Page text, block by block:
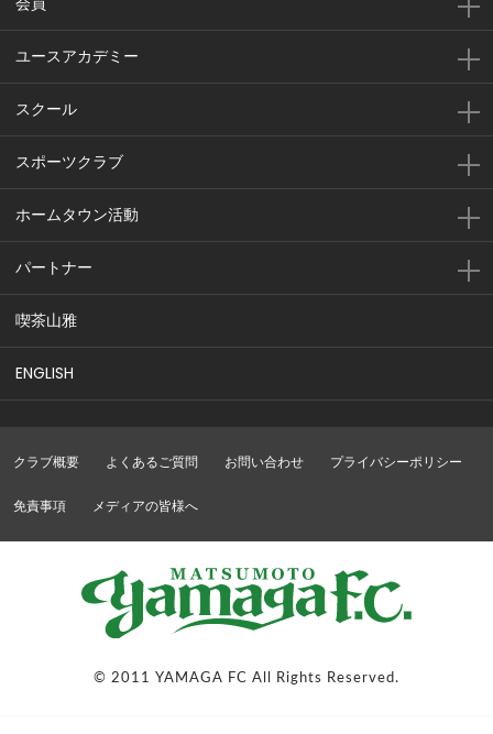
ユースアカデミー
スクール
スポーツクラブ
ホームタウン活動
パートナー
喫茶山雅
ENGLISH
クラブ概要 よくあるご質問 お問い合わせ プライバシーポリシー
免責事項 メディアの皆様へ
© 2011 YAMAGA FC All Rights Reserved.